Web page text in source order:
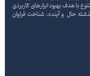
با هدف بهبود ابزارهای کاربردی
حال و آینده، شناخت فراوان